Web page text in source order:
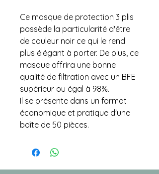
Ce masque de protection 3 plis
possède la particularité d'être
de couleur noir ce qui le rend
plus élégant à porter. De plus, ce
masque offrira une bonne
qualité de filtration avec un BFE
supérieur ou égal à 98%.
Il se présente dans un format
économique et pratique d'une
boîte de 50 pièces.